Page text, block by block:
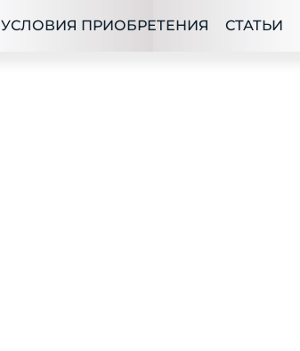
УСЛОВИЯ ПРИОБРЕТЕНИЯ СТАТЬИ